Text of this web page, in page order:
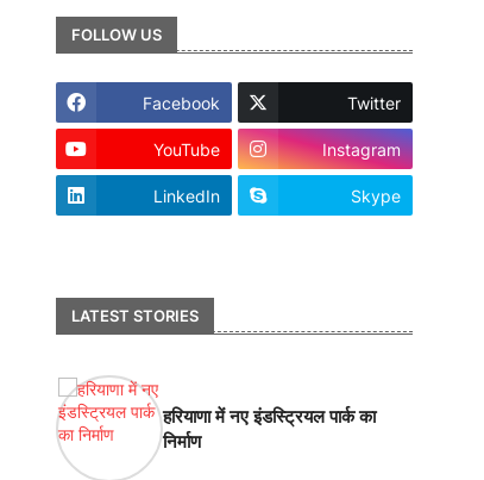
FOLLOW US
Facebook Twitter
YouTube Instagram
LinkedIn Skype
LATEST STORIES
हरियाणा में नए इंडस्ट्रियल पार्क का
निर्माण